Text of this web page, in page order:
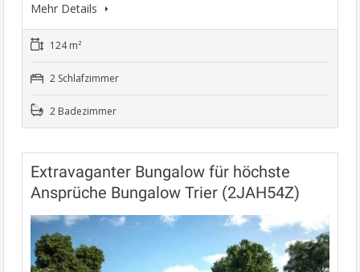
Mehr Details
124 m²
2 Schlafzimmer
2 Badezimmer
Extravaganter Bungalow für höchste
Ansprüche Bungalow Trier (2JAH54Z)